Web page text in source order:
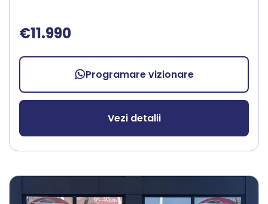
€11.990
Programare vizionare
Vezi detalii